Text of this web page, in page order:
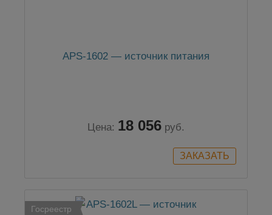
APS-1602 — источник питания
Цена: 18 056 руб.
Госреестр